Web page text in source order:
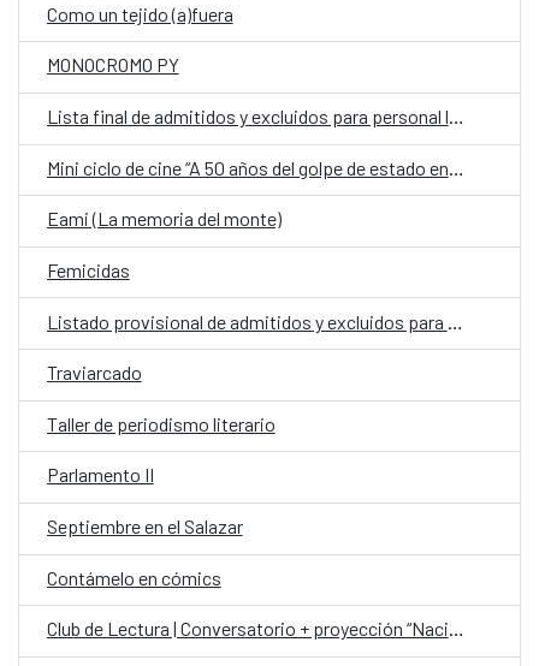
Como un tejido (a)fuera
MONOCROMO PY
Lista final de admitidos y excluidos para personal laboral fijo en la Embajada de España en Asunción
Eami (La memoria del monte)
Femicidas
Traviarcado
Taller de periodismo literario
Parlamento II
Septiembre en el Salazar
Contámelo en cómics
Club de Lectura | Conversatorio + proyección “Nación Guaraní”